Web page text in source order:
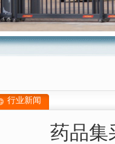
行业新闻
药品集